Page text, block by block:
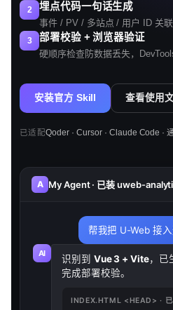
2 埋点代码一句话生成
事件 / PV / 多站点 / 用户 ID 关联
3 部署校验 + 浏览器验证
硬顺序检查防数据丢失，
安装官方 Skill 查看使用
已适配Qoder · Cursor · Claude Code ·
A My Agent · 已装 uweb-
帮我把 U-Web 接
AI 识别到 Vue 3 + Vite，已
完成部署校验。
INDEX.HTML <HEAD> ·